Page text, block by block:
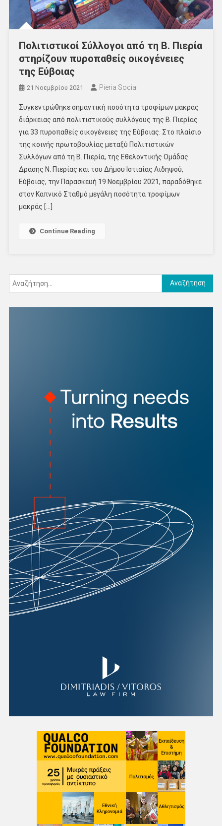
Πολιτιστικοί Σύλλογοι από τη Β. Πιερία
στηρίζουν πυροπαθείς οικογένειες
της Εύβοιας
21 Νοεμβρίου 2021 Pieria Social
Συγκεντρώθηκε σημαντική ποσότητα τροφίμων μακράς
διάρκειας από πολιτιστικούς συλλόγους της Β. Πιερίας
για 33 πυροπαθείς οικογένειες της Εύβοιας. Στο πλαίσιο
της κοινής πρωτοβουλίας μεταξύ Πολιτιστικών
Συλλόγων από τη Β. Πιερία, της Εθελοντικής Ομάδας
Δράσης Ν. Πιερίας και του Δήμου Ιστιαίας Αιδηψού,
Εύβοιας, την Παρασκευή 19 Νοεμβρίου 2021, παραδόθηκε
στον Καπνικό Σταθμό μεγάλη ποσότητα τροφίμων
μακράς […]
Continue Reading
Αναζήτηση
για: